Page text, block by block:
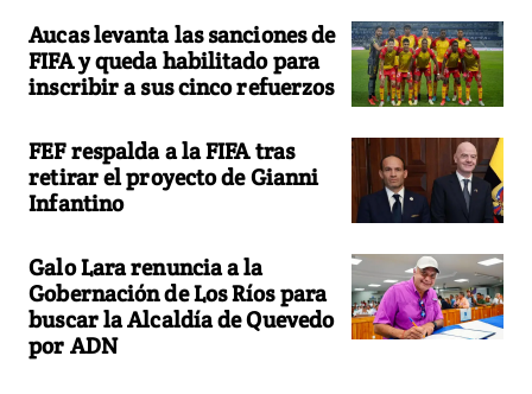
Aucas levanta las sanciones de
FIFA y queda habilitado para
inscribir a sus cinco refuerzos
FEF respalda a la FIFA tras
retirar el proyecto de Gianni
Infantino
Galo Lara renuncia a la
Gobernación de Los Ríos para
buscar la Alcaldía de Quevedo
por ADN